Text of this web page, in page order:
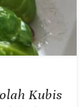
Kubis